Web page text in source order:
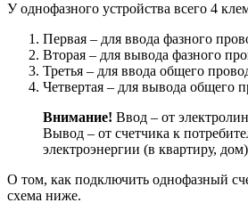
У однофазного устройства всего 4
Первая – для ввода фазного
Вторая – для вывода фазного
Третья – для ввода общего
Четвертая – для вывода общего
Внимание! Ввод – от
Вывод – от счетчика к
электроэнергии (в квартиру,
О том, как подключить однофазный
схема ниже.